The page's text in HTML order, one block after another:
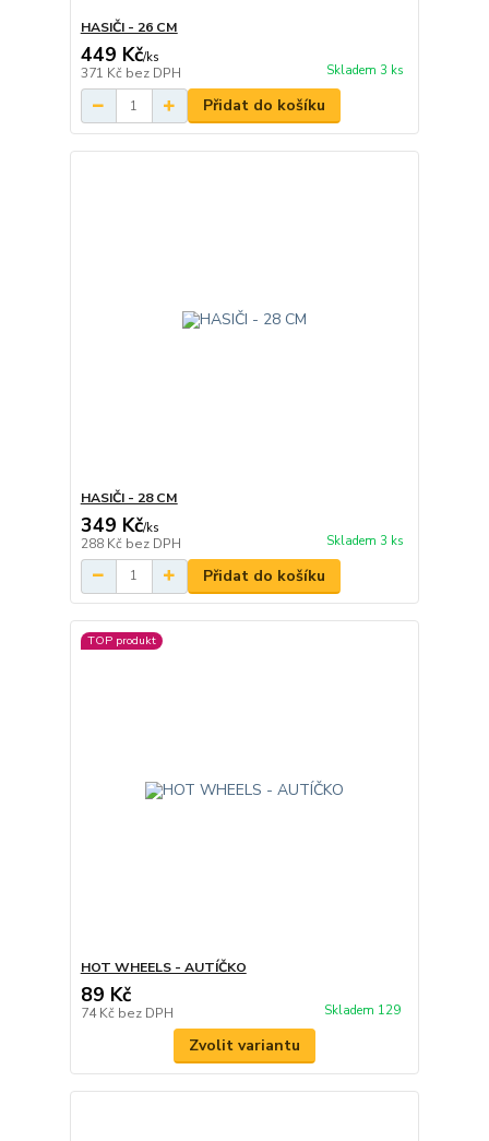
HASIČI - 26 CM
449 Kč/ks
371 Kč bez DPH Skladem 3 ks
Přidat do košíku
HASIČI - 28 CM
349 Kč/ks
288 Kč bez DPH Skladem 3 ks
Přidat do košíku
TOP produkt
HOT WHEELS - AUTÍČKO
89 Kč
74 Kč bez DPH Skladem 129
Zvolit variantu